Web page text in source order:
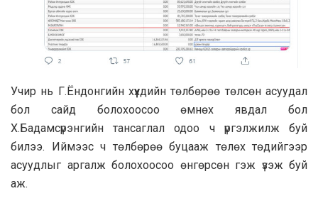
Учир нь Г.Ёндонгийн хүүхдийн төлбөрөө төлсөн асуудал
бол сайд болохоосоо өмнөх явдал бол
Х.Бадамсүрэнгийн тансаглал одоо ч үргэлжилж буй
билээ. Иймээс ч төлбөрөө буцааж төлөх төдийгээр
асуудлыг аргалж болохоосоо өнгөрсөн гэж үзэж буй
аж.